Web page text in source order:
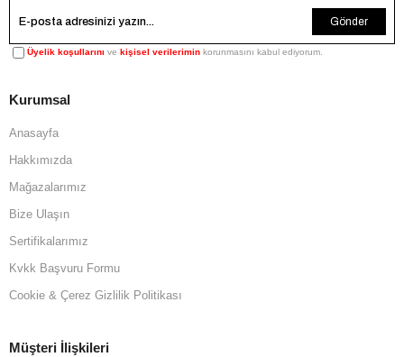
Gönder
Üyelik koşullarını ve kişisel verilerimin korunmasını kabul ediyorum.
Kurumsal
Anasayfa
Hakkımızda
Mağazalarımız
Bize Ulaşın
Sertifikalarımız
Kvkk Başvuru Formu
Cookie & Çerez Gizlilik Politikası
Müşteri İlişkileri